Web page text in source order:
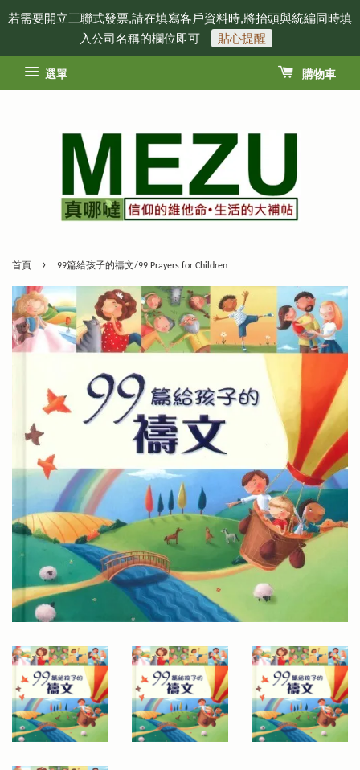
若需要開立三聯式發票,請在填寫客戶資料時,將抬頭與統編同時填
入公司名稱的欄位即可
貼心提醒
選單 購物車
首頁 › 99篇給孩子的禱文/99 Prayers for Children